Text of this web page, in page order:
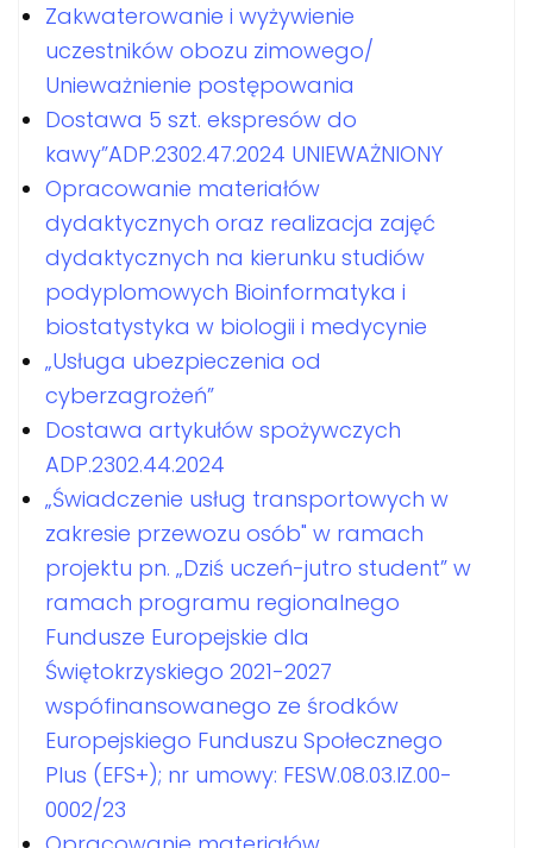
Zakwaterowanie i wyżywienie
uczestników obozu zimowego/
Unieważnienie postępowania
Dostawa 5 szt. ekspresów do
kawy”ADP.2302.47.2024 UNIEWAŻNIONY
Opracowanie materiałów
dydaktycznych oraz realizacja zajęć
dydaktycznych na kierunku studiów
podyplomowych Bioinformatyka i
biostatystyka w biologii i medycynie
„Usługa ubezpieczenia od
cyberzagrożeń”
Dostawa artykułów spożywczych
ADP.2302.44.2024
„Świadczenie usług transportowych w
zakresie przewozu osób" w ramach
projektu pn. „Dziś uczeń-jutro student” w
ramach programu regionalnego
Fundusze Europejskie dla
Świętokrzyskiego 2021-2027
wspófinansowanego ze środków
Europejskiego Funduszu Społecznego
Plus (EFS+); nr umowy: FESW.08.03.IZ.00-
0002/23